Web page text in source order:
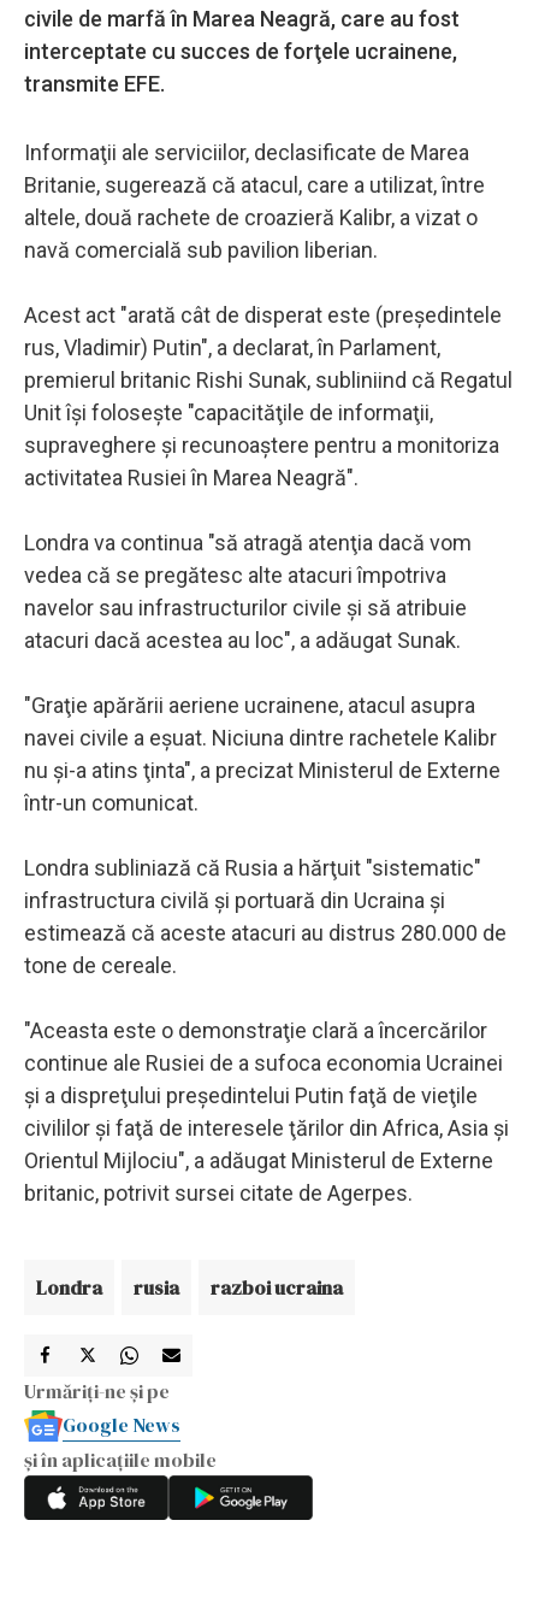
civile de marfă în Marea Neagră, care au fost
interceptate cu succes de forţele ucrainene,
transmite EFE.
Informaţii ale serviciilor, declasificate de Marea
Britanie, sugerează că atacul, care a utilizat, între
altele, două rachete de croazieră Kalibr, a vizat o
navă comercială sub pavilion liberian.
Acest act "arată cât de disperat este (preşedintele
rus, Vladimir) Putin", a declarat, în Parlament,
premierul britanic Rishi Sunak, subliniind că Regatul
Unit îşi foloseşte "capacităţile de informaţii,
supraveghere şi recunoaştere pentru a monitoriza
activitatea Rusiei în Marea Neagră".
Londra va continua "să atragă atenţia dacă vom
vedea că se pregătesc alte atacuri împotriva
navelor sau infrastructurilor civile şi să atribuie
atacuri dacă acestea au loc", a adăugat Sunak.
"Graţie apărării aeriene ucrainene, atacul asupra
navei civile a eşuat. Niciuna dintre rachetele Kalibr
nu şi-a atins ţinta", a precizat Ministerul de Externe
într-un comunicat.
Londra subliniază că Rusia a hărţuit "sistematic"
infrastructura civilă şi portuară din Ucraina şi
estimează că aceste atacuri au distrus 280.000 de
tone de cereale.
"Aceasta este o demonstraţie clară a încercărilor
continue ale Rusiei de a sufoca economia Ucrainei
şi a dispreţului preşedintelui Putin faţă de vieţile
civililor şi faţă de interesele ţărilor din Africa, Asia şi
Orientul Mijlociu", a adăugat Ministerul de Externe
britanic, potrivit sursei citate de Agerpes.
Londra rusia razboi ucraina
Urmăriți-ne și pe
Google News
și în aplicațiile mobile